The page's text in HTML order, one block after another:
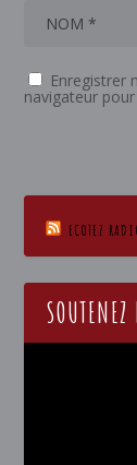
Enregistrer
navigateur
ECOTEZ